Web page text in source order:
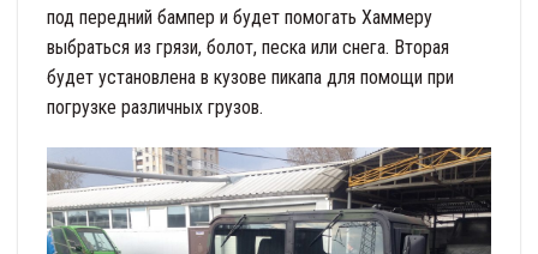
под передний бампер и будет помогать Хаммеру
выбраться из грязи, болот, песка или снега. Вторая
будет установлена в кузове пикапа для помощи при
погрузке различных грузов.